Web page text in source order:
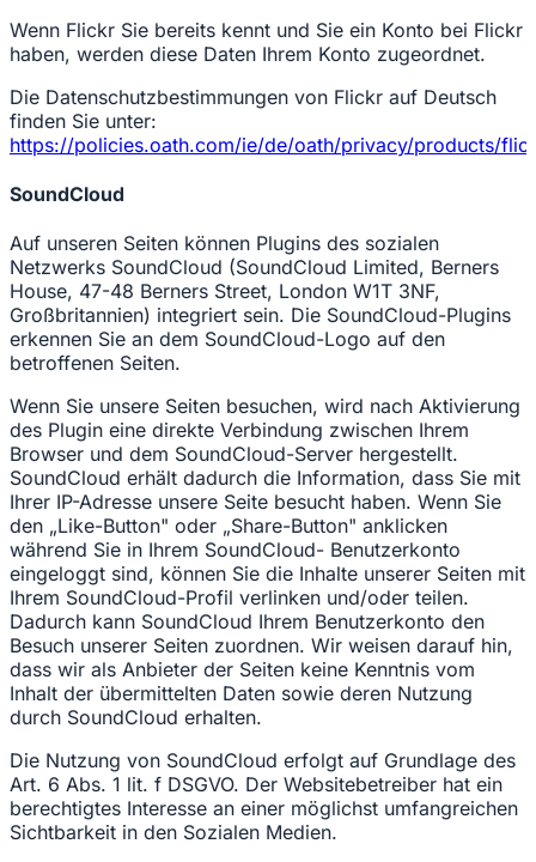
Wenn Flickr Sie bereits kennt und Sie ein Konto bei Flickr
haben, werden diese Daten Ihrem Konto zugeordnet.
Die Datenschutzbestimmungen von Flickr auf Deutsch
finden Sie unter:
https://policies.oath.com/ie/de/oath/privacy/products/
SoundCloud
Auf unseren Seiten können Plugins des sozialen
Netzwerks SoundCloud (SoundCloud Limited, Berners
House, 47-48 Berners Street, London W1T 3NF,
Großbritannien) integriert sein. Die SoundCloud-Plugins
erkennen Sie an dem SoundCloud-Logo auf den
betroffenen Seiten.
Wenn Sie unsere Seiten besuchen, wird nach Aktivierung
des Plugin eine direkte Verbindung zwischen Ihrem
Browser und dem SoundCloud-Server hergestellt.
SoundCloud erhält dadurch die Information, dass Sie mit
Ihrer IP-Adresse unsere Seite besucht haben. Wenn Sie
den „Like-Button" oder „Share-Button" anklicken
während Sie in Ihrem SoundCloud- Benutzerkonto
eingeloggt sind, können Sie die Inhalte unserer Seiten mit
Ihrem SoundCloud-Profil verlinken und/oder teilen.
Dadurch kann SoundCloud Ihrem Benutzerkonto den
Besuch unserer Seiten zuordnen. Wir weisen darauf hin,
dass wir als Anbieter der Seiten keine Kenntnis vom
Inhalt der übermittelten Daten sowie deren Nutzung
durch SoundCloud erhalten.
Die Nutzung von SoundCloud erfolgt auf Grundlage des
Art. 6 Abs. 1 lit. f DSGVO. Der Websitebetreiber hat ein
berechtigtes Interesse an einer möglichst umfangreichen
Sichtbarkeit in den Sozialen Medien.